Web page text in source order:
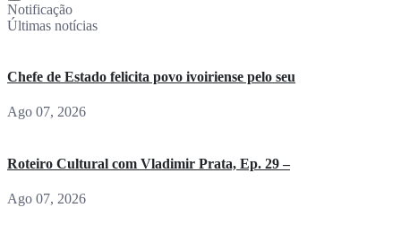
Notificação
Últimas notícias
Chefe de Estado felicita povo ivoiriense pelo seu
Ago 07, 2026
Roteiro Cultural com Vladimir Prata, Ep. 29 –
Ago 07, 2026